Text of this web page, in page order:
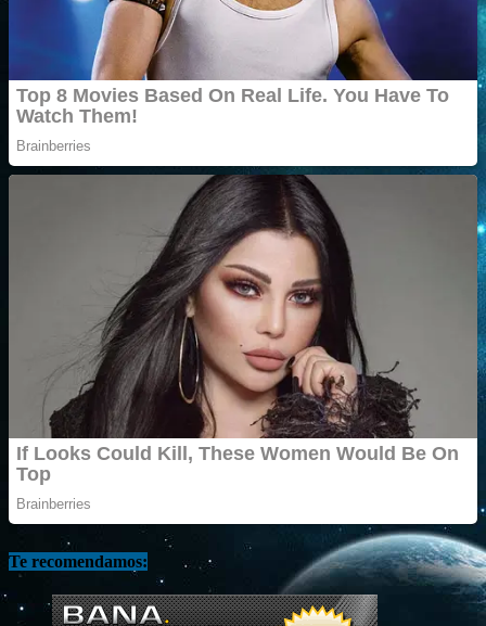
Te recomendamos: